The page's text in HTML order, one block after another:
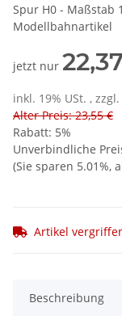
Spur H0 - Maßstab
Modellbahnartikel
jetzt nur
inkl. 19% USt. , zzgl.
Alter Preis: 23,55 €
Rabatt: 5%
Unverbindliche
(Sie sparen 5.01%,
Artikel
Beschreibung